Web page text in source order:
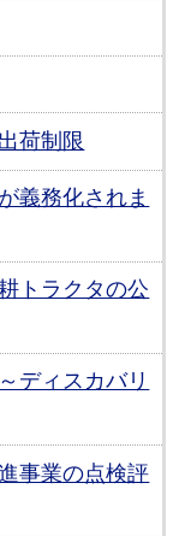
荷制限
義務化されま
トラクタの公
ディスカバリ
事業の点検評